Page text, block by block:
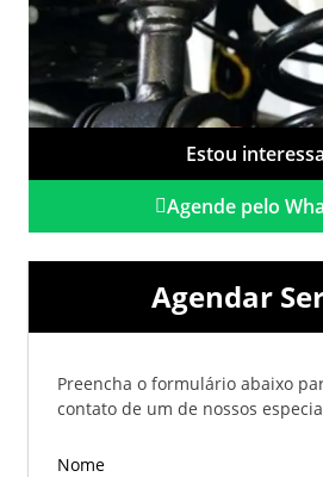
Estou
Agende pelo
Agendar
Preencha o formulário abaixo
contato de um de nossos
Nome